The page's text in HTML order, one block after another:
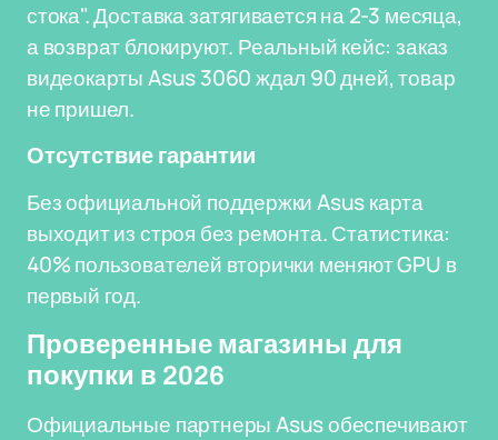
стока". Доставка затягивается на 2-3 месяца,
а возврат блокируют. Реальный кейс: заказ
видеокарты Asus 3060 ждал 90 дней, товар
не пришел.
Отсутствие гарантии
Без официальной поддержки Asus карта
выходит из строя без ремонта. Статистика:
40% пользователей вторички меняют GPU в
первый год.
Проверенные магазины для
покупки в 2026
Официальные партнеры Asus обеспечивают